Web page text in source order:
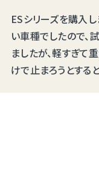
ESシリーズを購入
い車種でしたので、
ましたが、軽すぎて
けで止まろうとする